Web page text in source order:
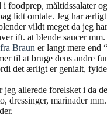
foodprep, måltidssalater
lidt omtale. Jeg har
vildt meget da jeg
ift. at blende saucer mm.
Braun er langt mere end
til at bruge dens andre
det ærligt er genialt,
allerede forelsket i da
dressinger, marinader